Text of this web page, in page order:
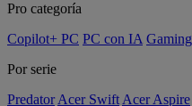
Pro categoría
Copilot+ PC PC con IA Gaming
Por serie
Predator Acer Swift Acer Aspire